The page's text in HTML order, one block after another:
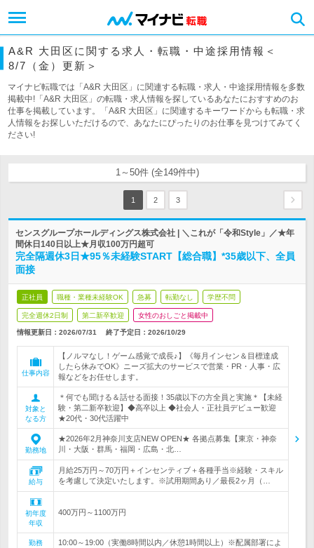
A&R 大田区に関する求人・転職・中途採用情報＜
8/7（金）更新＞
マイナビ転職では「A&R 大田区」に関連する転職・求人・中途採用情報を多数
掲載中!「A&R 大田区」の転職・求人情報を探しているあなたにおすすめのお
仕事を掲載しています。「A&R 大田区」に関連するキーワードからも転職・求
人情報をお探しいただけるので、あなたにぴったりのお仕事を見つけてみてく
ださい!
1～50件 (全149件中)
1 2 3
センスグループホールディングス株式会社 | ＼これが「令和Style」／★年
間休日140日以上★月収100万円超可
完全隔週休3日★95％未経験START【総合職】*35歳以下、全員
面接
正社員 職種・業種未経験OK 急募 転勤なし 学歴不問
完全週休2日制 第二新卒歓迎 女性のおしごと掲載中
情報更新日：2026/07/31 終了予定日： 2026/10/29
仕事内容
【ノルマなし！ゲーム感覚で成長♪】《毎月インセン＆目標達成
したら休みでOK》ニーズ拡大のサービスで営業・PR・人事・広
報などをお任せします。
対象と
なる方
＊何でも聞ける＆話せる面接！35歳以下の方全員と実施＊【未経
験・第二新卒歓迎】◆高卒以上 ◆社会人・正社員デビュー歓迎
★20代・30代活躍中
勤務地
★2026年2月神奈川支店NEW OPEN★ 各拠点募集【東京・神奈
川・大阪・群馬・福岡・広島・北…
給与
月給25万円～70万円＋インセンティブ＋各種手当※経験・スキル
を考慮して決定いたします。※試用期間あり／最長2ヶ月（…
初年度
年収
400万円～1100万円
勤務
10:00～19:00（実働8時間以内／休憩1時間以上）※配属部署によ